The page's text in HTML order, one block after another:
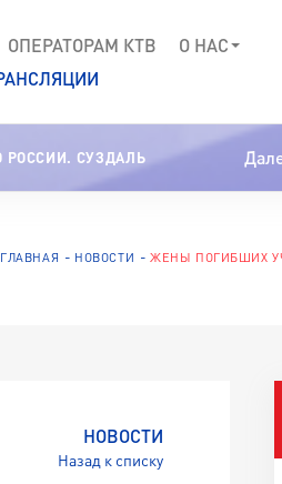
ОПЕРАТОРАМ КТВ
О НАС
РОССИИ. СУЗДАЛЬ
ГЛАВНАЯ НОВОСТИ ЖЕНЫ ПОГИБШИХ
НОВОСТИ
Назад к списку